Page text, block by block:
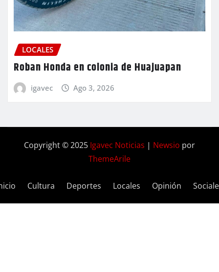
LOCALES
Roban Honda en colonia de Huajuapan
igavec Ago 3, 2026
Copyright © 2025 Igavec Noticias | Newsio por
ThemeArile
Cultura Deportes Locales Opinión